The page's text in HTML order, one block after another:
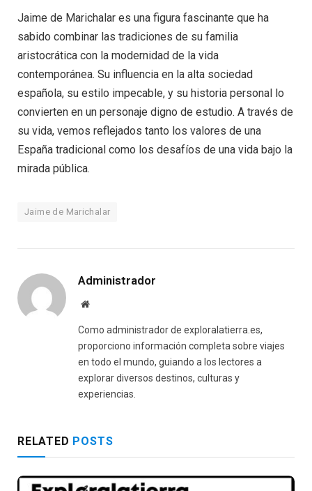
Jaime de Marichalar es una figura fascinante que ha
sabido combinar las tradiciones de su familia
aristocrática con la modernidad de la vida
contemporánea. Su influencia en la alta sociedad
española, su estilo impecable, y su historia personal lo
convierten en un personaje digno de estudio. A través de
su vida, vemos reflejados tanto los valores de una
España tradicional como los desafíos de una vida bajo la
mirada pública.
Jaime de Marichalar
Administrador
Website
Como administrador de exploralatierra.es,
proporciono información completa sobre viajes
en todo el mundo, guiando a los lectores a
explorar diversos destinos, culturas y
experiencias.
RELATED POSTS